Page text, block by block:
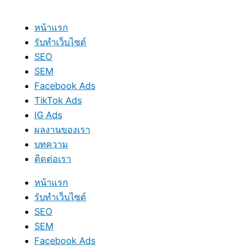
หน้าแรก
รับทำเว็บไซต์
SEO
SEM
Facebook Ads
TikTok Ads
IG Ads
ผลงานของเรา
บทความ
ติดต่อเรา
หน้าแรก
รับทำเว็บไซต์
SEO
SEM
Facebook Ads